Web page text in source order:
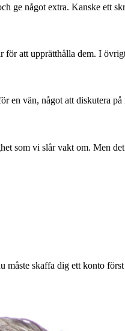
ge något extra. Kanske ett
för att upprätthålla dem. I
en vän, något att diskutera
som vi slår vakt om. Men
skaffa dig ett konto först